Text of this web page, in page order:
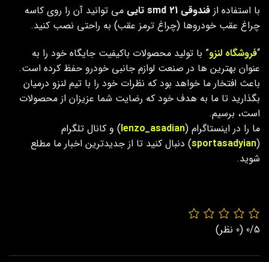
با استفاده از فندوقی smd 21 تایی
می توانید آن را روی کاسه
چراغ عقب خودروها (چراغ ترمز عقب) به راحتی نصب کنید.
“فروشگاه لنزو” با تولید محصولات باکیفیت جایگاه خود را به
عنوان بهترین ها در صنعت لوازم جانبی خودرو حفظ کرده است.
باعث افتخار ما خواهد بود که نظرات خود را با تیم لنزو درمیان
بگذارید تا ما به هدف خود که رضایت شما عزیزان از محصولات
است، برسیم.
ما را در اینستاگرام (lenzo_asadian) و کانال تلگرام
(
sportasadyian) دنبال کنید تا از جدیدترین اخبار ما مطلع
شوید.
0/5 (0 نظر)